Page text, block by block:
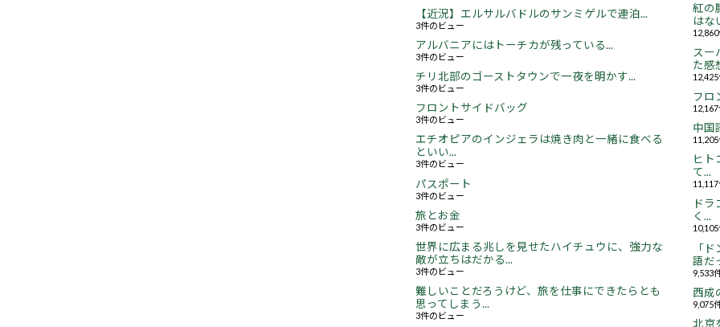
【近況】エルサルバドルのサンミゲルで連泊...
3件のビュー
アルバニアにはトーチカが残っている...
3件のビュー
チリ北部のゴーストタウンで一夜を明かす...
3件のビュー
フロントサイドバッグ
3件のビュー
エチオピアのインジェラは焼き肉と一緒に食べる
といい...
3件のビュー
パスポート
3件のビュー
旅とお金
3件のビュー
世界に広まる兆しを見せたハイチュウに、強力な
敵が立ちはだかる...
3件のビュー
難しいことだろうけど、旅を仕事にできたらとも
思ってしまう...
3件のビュー
紅の
はな
スー
た感
フロ
中国
ヒト
て...
ド
く...
「
語だ
9,533
西成
9,075
北京